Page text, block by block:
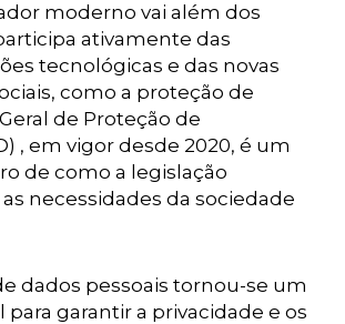
moderno vai além dos
ativamente das
tecnológicas e das novas
como a proteção de
de Proteção de
, em vigor desde 2020, é um
de como a legislação
necessidades da sociedade
dados pessoais tornou-se um
garantir a privacidade e os